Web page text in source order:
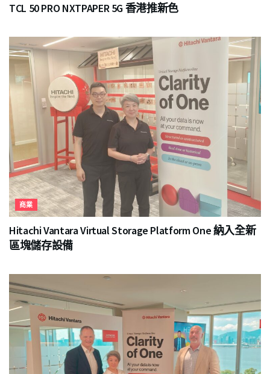
TCL 50 PRO NXTPAPER 5G 香港推新色
商業
Hitachi Vantara Virtual Storage Platform One 納入全新
區塊儲存設備